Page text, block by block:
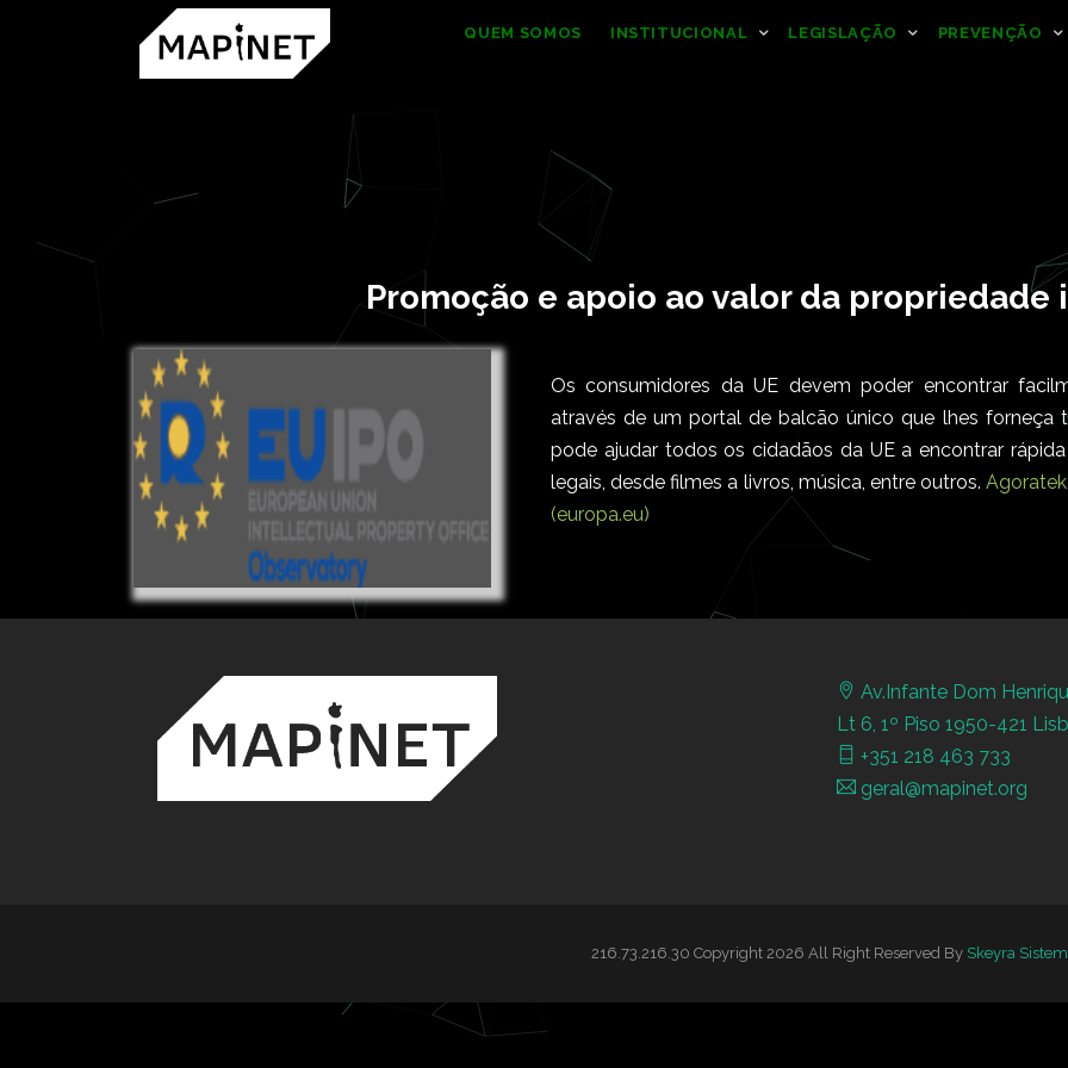
QUEM SOMOS INSTITUCIONAL LEGISLAÇÃO PREVENÇÃO
Promoção e apoio ao valor da
Os consumidores da UE devem poder encontrar
através de um portal de balcão único que lhes forneça
pode ajudar todos os cidadãos da UE a encontrar
legais, desde filmes a livros, música, entre outros.
(europa.eu)
Av.Infante Dom
Lt 6, 1º Piso 1950-421
+351 218 463 733
geral@mapinet.org
216.73.216.30 Copyright 2026 All Right Reserved By Skeyra